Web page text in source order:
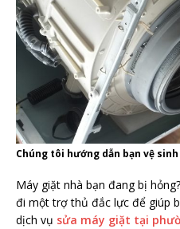
Chúng tôi hướng dẫn bạn vệ
Máy giặt nhà bạn đang bị
đi một trợ thủ đắc lực để giúp
dịch vụ sửa máy giặt tại